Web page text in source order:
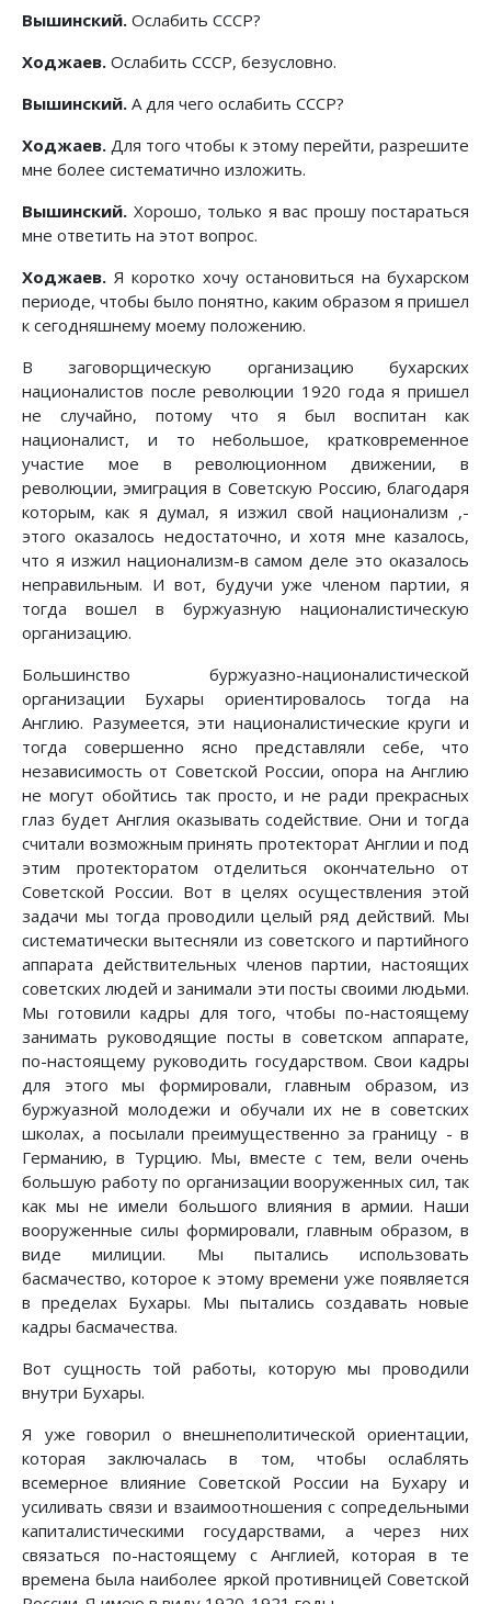
Вышинский. Ослабить СССР?
Ходжаев. Ослабить СССР, безусловно.
Вышинский. А для чего ослабить СССР?
Ходжаев. Для того чтобы к этому перейти, разрешите
мне более систематично изложить.
Вышинский. Хорошо, только я вас прошу постараться
мне ответить на этот вопрос.
Ходжаев. Я коротко хочу остановиться на бухарском
периоде, чтобы было понятно, каким образом я пришел
к сегодняшнему моему положению.
В заговорщическую организацию бухарских
националистов после революции 1920 года я пришел
не случайно, потому что я был воспитан как
националист, и то небольшое, кратковременное
участие мое в революционном движении, в
революции, эмиграция в Советскую Россию, благодаря
которым, как я думал, я изжил свой национализм ,-
этого оказалось недостаточно, и хотя мне казалось,
что я изжил национализм-в самом деле это оказалось
неправильным. И вот, будучи уже членом партии, я
тогда вошел в буржуазную националистическую
организацию.
Большинство буржуазно-националистической
организации Бухары ориентировалось тогда на
Англию. Разумеется, эти националистические круги и
тогда совершенно ясно представляли себе, что
независимость от Советской России, опора на Англию
не могут обойтись так просто, и не ради прекрасных
глаз будет Англия оказывать содействие. Они и тогда
считали возможным принять протекторат Англии и под
этим протекторатом отделиться окончательно от
Советской России. Вот в целях осуществления этой
задачи мы тогда проводили целый ряд действий. Мы
систематически вытесняли из советского и партийного
аппарата действительных членов партии, настоящих
советских людей и занимали эти посты своими людьми.
Мы готовили кадры для того, чтобы по-настоящему
занимать руководящие посты в советском аппарате,
по-настоящему руководить государством. Свои кадры
для этого мы формировали, главным образом, из
буржуазной молодежи и обучали их не в советских
школах, а посылали преимущественно за границу - в
Германию, в Турцию. Мы, вместе с тем, вели очень
большую работу по организации вооруженных сил, так
как мы не имели большого влияния в армии. Наши
вооруженные силы формировали, главным образом, в
виде милиции. Мы пытались использовать
басмачество, которое к этому времени уже появляется
в пределах Бухары. Мы пытались создавать новые
кадры басмачества.
Вот сущность той работы, которую мы проводили
внутри Бухары.
Я уже говорил о внешнеполитической ориентации,
которая заключалась в том, чтобы ослаблять
всемерное влияние Советской России на Бухару и
усиливать связи и взаимоотношения с сопредельными
капиталистическими государствами, а через них
связаться по-настоящему с Англией, которая в те
времена была наиболее яркой противницей Советской